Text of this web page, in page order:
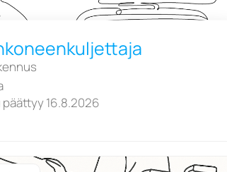
päättyy 16.8.2026